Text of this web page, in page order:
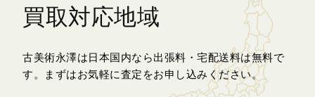
買取対応地域
古美術永澤は日本国内なら出張料・宅配送料は無料で
す。
まずはお気軽に査定をお申し込みください。